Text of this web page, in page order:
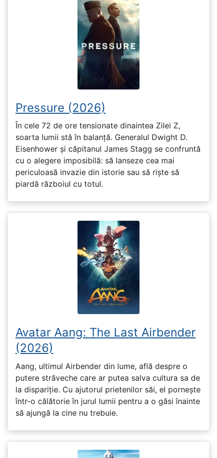
Pressure (2026)
În cele 72 de ore tensionate dinaintea Zilei Z,
soarta lumii stă în balanță. Generalul Dwight D.
Eisenhower și căpitanul James Stagg se confruntă
cu o alegere imposibilă: să lanseze cea mai
periculoasă invazie din istorie sau să riște să
piardă războiul cu totul.
Avatar Aang: The Last Airbender
(2026)
Aang, ultimul Airbender din lume, află despre o
putere străveche care ar putea salva cultura sa de
la dispariție. Cu ajutorul prietenilor săi, el pornește
într-o călătorie în jurul lumii pentru a o găsi înainte
să ajungă la cine nu trebuie.